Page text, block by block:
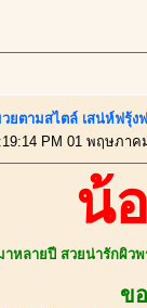
ตามสไตล์ เสน่ห์ฟรุ้ง
PM 01 พฤษภาค
น้
หลายปี สวยน่ารักผิว
ข